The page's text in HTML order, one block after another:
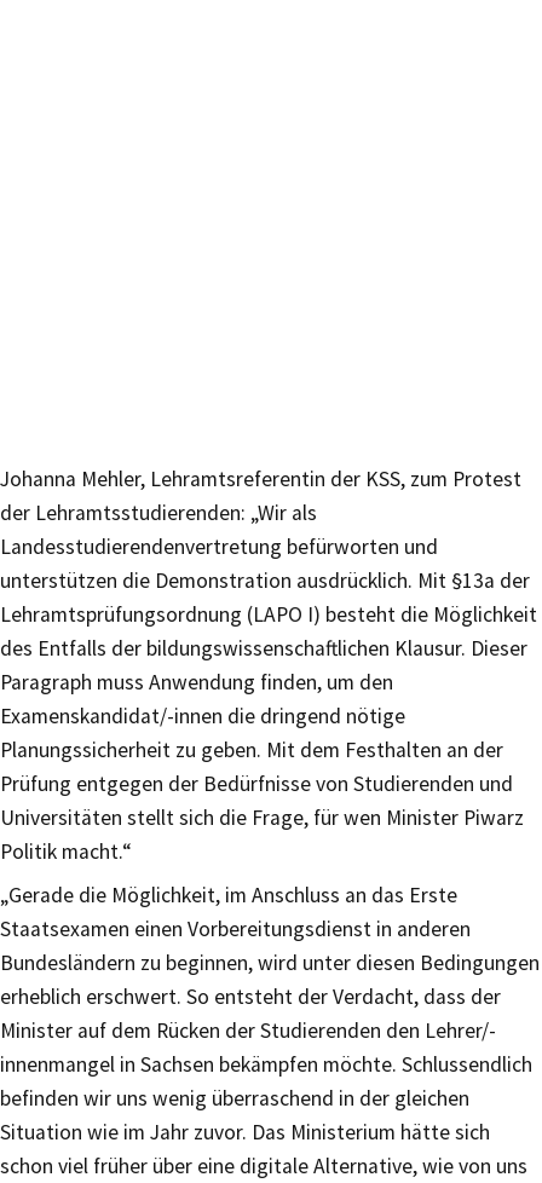
Johanna Mehler, Lehramtsreferentin der KSS, zum Protest
der Lehramtsstudierenden: „Wir als
Landesstudierendenvertretung befürworten und
unterstützen die Demonstration ausdrücklich. Mit §13a der
Lehramtsprüfungsordnung (LAPO I) besteht die Möglichkeit
des Entfalls der bildungswissenschaftlichen Klausur. Dieser
Paragraph muss Anwendung finden, um den
Examenskandidat/-innen die dringend nötige
Planungssicherheit zu geben. Mit dem Festhalten an der
Prüfung entgegen der Bedürfnisse von Studierenden und
Universitäten stellt sich die Frage, für wen Minister Piwarz
Politik macht.“
„Gerade die Möglichkeit, im Anschluss an das Erste
Staatsexamen einen Vorbereitungsdienst in anderen
Bundesländern zu beginnen, wird unter diesen Bedingungen
erheblich erschwert. So entsteht der Verdacht, dass der
Minister auf dem Rücken der Studierenden den Lehrer/-
innenmangel in Sachsen bekämpfen möchte. Schlussendlich
befinden wir uns wenig überraschend in der gleichen
Situation wie im Jahr zuvor. Das Ministerium hätte sich
schon viel früher über eine digitale Alternative, wie von uns